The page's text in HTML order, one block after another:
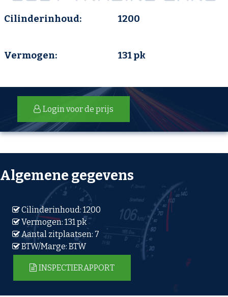
Cilinderinhoud: 1200
Vermogen: 131 pk
Login voor de prijs
Algemene gegevens
Cilinderinhoud: 1200
Vermogen: 131 pk
Aantal zitplaatsen: 7
BTW/Marge: BTW
INSPECTIERAPPORT